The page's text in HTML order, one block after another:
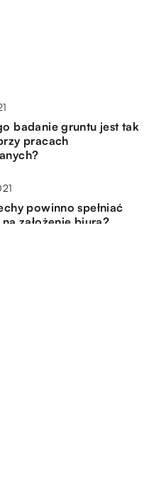
badanie gruntu jest tak
pracach
powinno spełniać
założenie biura?